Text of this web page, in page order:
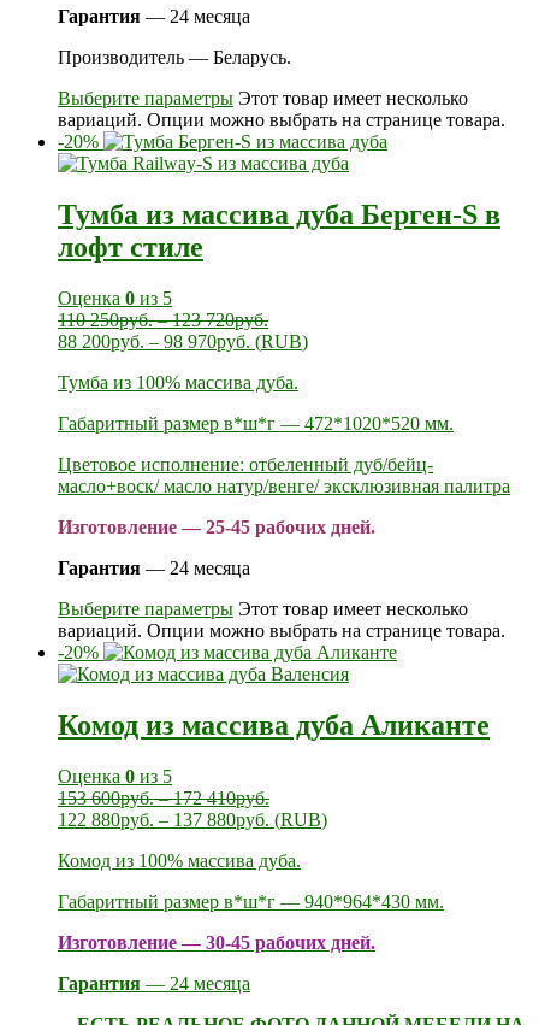
Гарантия — 24 месяца
Производитель — Беларусь.
Выберите параметры Этот товар имеет несколько
вариаций. Опции можно выбрать на странице товара.
-20%
Тумба из массива дуба Берген-S в
лофт стиле
Оценка 0 из 5
110 250руб.–123 720руб.
88 200руб. – 98 970руб. (RUB)
Тумба из 100% массива дуба.
Габаритный размер в*ш*г — 472*1020*520 мм.
Цветовое исполнение: отбеленный дуб/бейц-
масло+воск/ масло натур/венге/ эксклюзивная палитра
Изготовление — 25-45 рабочих дней.
Гарантия — 24 месяца
Выберите параметры Этот товар имеет несколько
вариаций. Опции можно выбрать на странице товара.
-20%
Комод из массива дуба Аликанте
Оценка 0 из 5
153 600руб.–172 410руб.
122 880руб. – 137 880руб. (RUB)
Комод из 100% массива дуба.
Габаритный размер в*ш*г — 940*964*430 мм.
Изготовление — 30-45 рабочих дней.
Гарантия — 24 месяца